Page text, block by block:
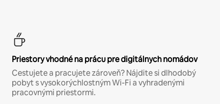
Priestory vhodné na prácu pre digitálnych nomádov
Cestujete a pracujete zároveň? Nájdite si dlhodobý
pobyt s vysokorýchlostným Wi-Fi a vyhradenými
pracovnými priestormi.